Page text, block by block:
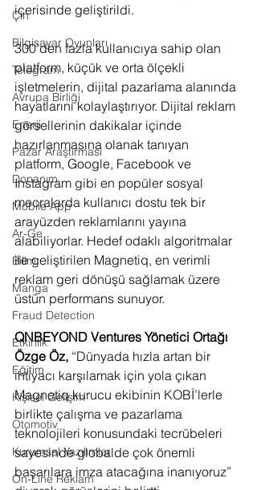
Çin
Bilgisayar Oyunları
Telegram
Avrupa Birliği
Enerji
Pazar Araştırması
Donanım
Mobile App
Ar-Ge
Bilim
Manga
Fraud Detection
Etkinlik
Eğitim
Kişisel Gelişim
Otomotiv
Kurumsal Yazılımlar
On-Line Reklam
içerisinde geliştirildi.
300’den fazla kullanıcıya sahip olan
platform, küçük ve orta ölçekli
işletmelerin, dijital pazarlama alanında
hayatlarını kolaylaştırıyor. Dijital reklam
görsellerinin dakikalar içinde
hazırlanmasına olanak tanıyan
platform, Google, Facebook ve
Instagram gibi en popüler sosyal
mecralarda kullanıcı dostu tek bir
arayüzden reklamlarını yayına
alabiliyorlar. Hedef odaklı algoritmalar
ile geliştirilen Magnetiq, en verimli
reklam geri dönüşü sağlamak üzere
üstün performans sunuyor.
QNBEYOND Ventures Yönetici Ortağı
Özge Öz, “Dünyada hızla artan bir
ihtiyacı karşılamak için yola çıkan
Magnetiq kurucu ekibinin KOBİ’lerle
birlikte çalışma ve pazarlama
teknolojileri konusundaki tecrübeleri
sayesinde globalde çok önemli
başarılara imza atacağına inanıyoruz”